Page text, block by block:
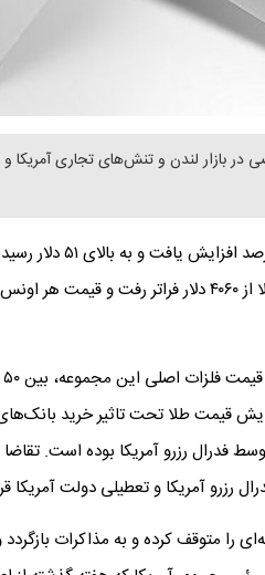
بازار لندن و تنش‌های تجاری آمریکا و
تا ۲.۷ درصد
در هفته گذشته فراتر رفت، در حالیکه بهای هر اونس طلا از
قیمت طلا تحت تاثیر خرید
رزرو آمریکا بوده است. تقاضا
رزرو آمریکا و تعطیلی دولت آمریکا
را متوقف کرده و به مذاکرات